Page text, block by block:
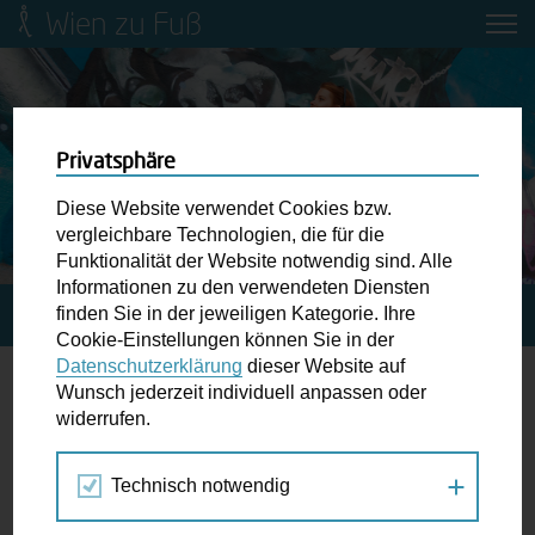
Wien zu Fuß
Mobilitätsbildung für Kinder und
Jugendliche
Ringstraße-Neugestaltung
Wiener Fußwegekarte
Newsletter abonnieren
Wunschbox
der Ampel ...
STARTSEITE SPAZIERGANG KALENDER
Das andere Wien
Aug Sep
Privatsphäre
Diese Website verwendet Cookies bzw.
vergleichbare Technologien, die für die
Funktionalität der Website notwendig sind. Alle
Informationen zu den verwendeten Diensten
finden Sie in der jeweiligen Kategorie. Ihre
Cookie-Einstellungen können Sie in der
Datenschutzerklärung dieser Website auf
Wunsch jederzeit individuell anpassen oder
widerrufen.
Technisch notwendig